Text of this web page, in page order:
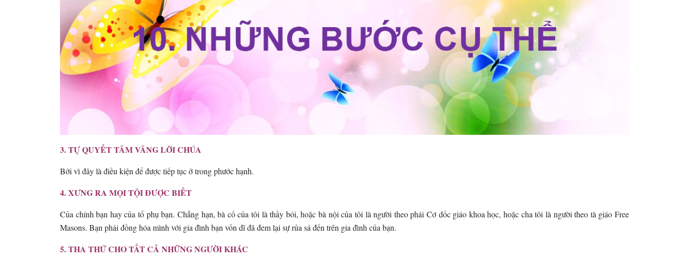
3. TỰ QUYẾT TÂM VÂNG LỜI CHÚA
Bởi vì đây là điều kiện để được tiếp tục ở trong phước hạnh.
4. XƯNG RA MỌI TỘI ĐƯỢC BIẾT
Của chính bạn hay của tổ phụ bạn. Chẳng hạn, bà cố của tôi là thầy bói, hoặc bà nội của tôi là người theo phái Cơ dốc giáo khoa học, hoặc cha tôi là người theo tà giáo Free
Masons. Bạn phải đồng hóa mình với gia đình bạn vốn dĩ đã đem lại sự rủa sả đến trên gia đình của bạn.
5. THA THỨ CHO TẤT CẢ NHỮNG NGƯỜI KHÁC